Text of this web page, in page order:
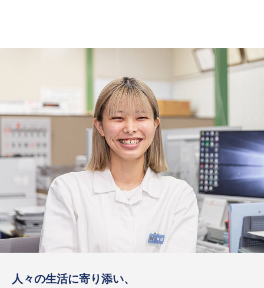
人々の生活に寄り添い、